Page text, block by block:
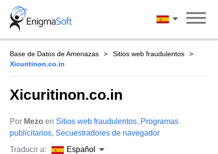
Skip
content
Español
Base de Datos de Amenazas
Sitios web fraudulentos
Xicuritinon.co.in
Xicuritinon.co.in
Por Mezo en Sitios web fraudulentos, Programas
publicitarios, Secuestradores de navegador
Traducir a:
Español